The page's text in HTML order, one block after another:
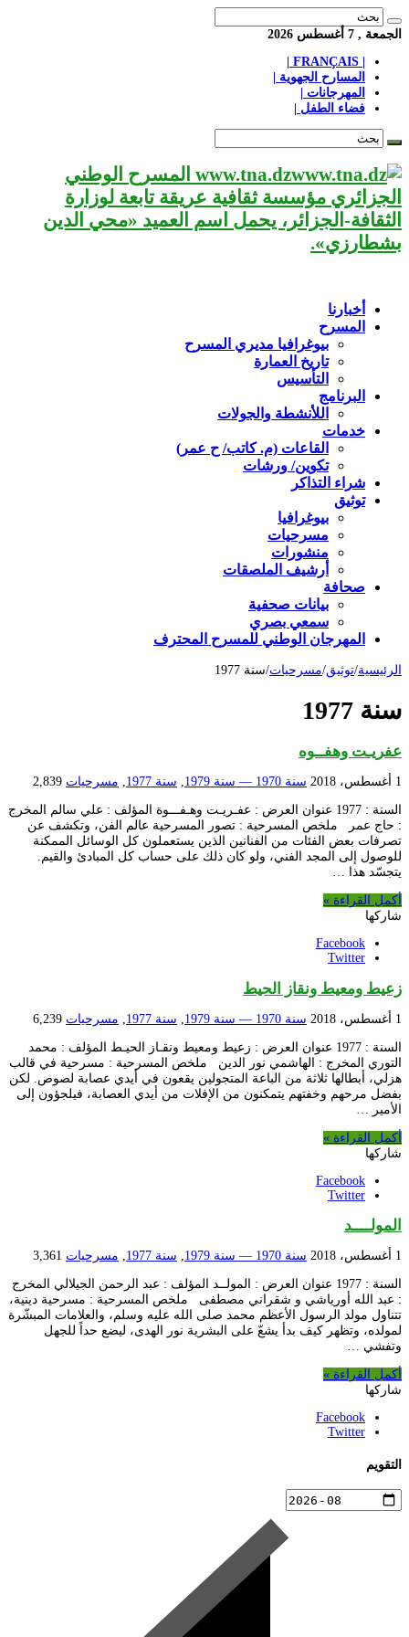
الجمعة , 7 أغسطس 2026
المسارح الجهوية |
المهرجانات |
فضاء الطفل |
www.tna.dz المسرح الوطني
الجزائري مؤسسة ثقافية عريقة تابعة لوزارة
الثقافة-الجزائر، يحمل اسم العميد «محي الدين
بشطارزي».
أخبارنا
المسرح
بيوغرافيا مديري المسرح
تاريخ العمارة
التأسيس
البرنامج
اللأنشطة والجولات
خدمات
القاعات (م. كاتب/ ح عمر)
تكوين/ ورشات
شراء التذاكر
توثيق
بيوغرافيا
مسرحيات
منشورات
أرشيف الملصقات
صحافة
بيانات صحفية
سمعي بصري
المهرجان الوطني للمسرح المحترف
الرئيسية/توثيق/مسرحيات/سنة 1977
سنة 1977
عفريـت وهفــوه
1 أغسطس، 2018 سنة 1970 — سنة 1979 , سنة 1977 , مسرحيات 2,839
السنة : 1977 عنوان العرض : عفـريـت وهـفـــوة المؤلف : علي سالم المخرج
: حاج عمر ملخص المسرحية : تصور المسرحية عالم الفن، وتكشف عن
تصرفات بعض الفئات من الفنانين الذين يستعملون كل الوسائل الممكنة
للوصول إلى المجد الفني، ولو كان ذلك على حساب كل المبادئ والقيم.
يتجسّد هذا …
أكمل القراءة »
شاركها
Facebook
Twitter
زعيط ومعيط ونقاز الحيط
1 أغسطس، 2018 سنة 1970 — سنة 1979 سنة 1977 مسرحيات 6,239
السنة : 1977 عنوان العرض : زعيط ومعيط ونقـاز الحيـط المؤلف : محمد
التوري المخرج : الهاشمي نور الدين ملخص المسرحية : مسرحية في قالب
هزلي، أبطالها ثلاثة من الباعة المتجولين يقعون في أيدي عصابة لصوص. لكن
بفضل مرحهم وخفتهم يتمكنون من الإفلات من أيدي العصابة، فيلجؤون إلى
الأمير …
أكمل القراءة »
شاركها
Facebook
Twitter
المولــــد
1 أغسطس، 2018 سنة 1970 — سنة 1979 سنة 1977 مسرحيات 3,361
السنة : 1977 عنوان العرض : المولــد المؤلف : عبد الرحمن الجيلالي المخرج
: عبد الله أورياشي و شقراني مصطفى ملخص المسرحية : مسرحية دينية،
تتناول مولد الرسول الأعظم محمد صلى الله عليه وسلم، والعلامات المبشّرة
لمولده، وتظهر كيف بدأ يشعّ على البشرية نور الهدى، ليضع حداً للجهل
وتفشي …
أكمل القراءة »
شاركها
Facebook
Twitter
التقويم